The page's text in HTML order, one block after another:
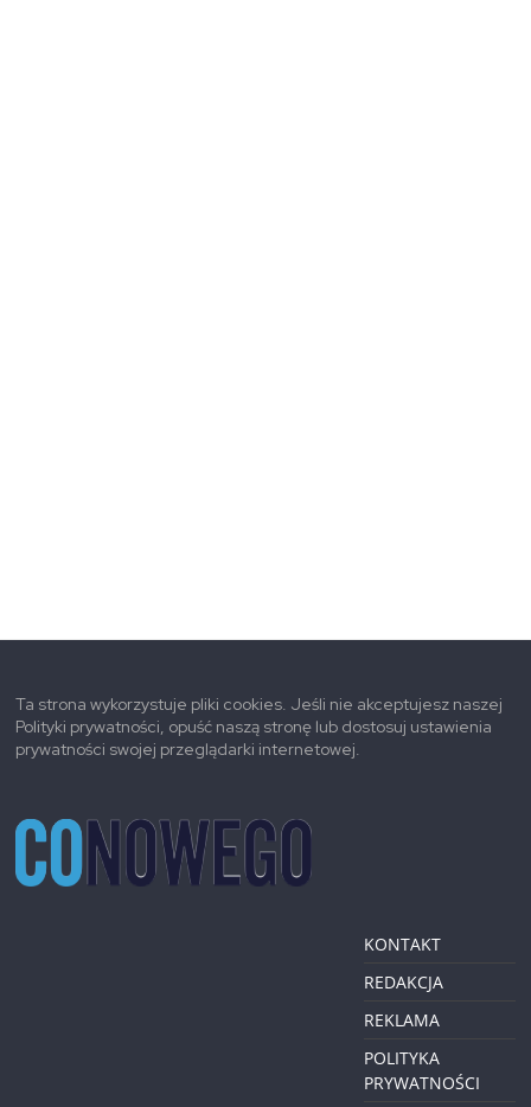
Ta strona wykorzystuje pliki cookies. Jeśli nie akceptujesz naszej
Polityki prywatności, opuść naszą stronę lub dostosuj ustawienia
prywatności swojej przeglądarki internetowej.
KONTAKT
REDAKCJA
REKLAMA
POLITYKA
PRYWATNOŚCI